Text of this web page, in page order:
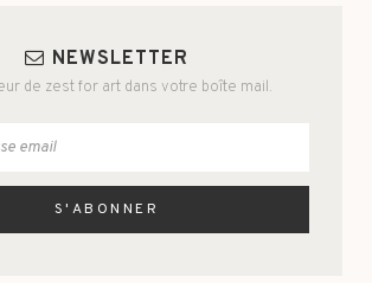
NEWSLETTER
de zest for art dans votre boîte mail.